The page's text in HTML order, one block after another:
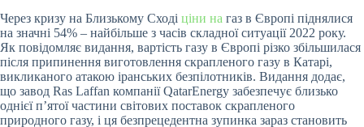
Через кризу на Близькому Сході ціни на газ в Європі піднялися
на значні 54% – найбільше з часів складної ситуації 2022 року.
Як повідомляє видання, вартість газу в Європі різко збільшилася
після припинення виготовлення скрапленого газу в Катарі,
викликаного атакою іранських безпілотників. Видання додає,
що завод Ras Laffan компанії QatarEnergy забезпечує близько
однієї п’ятої частини світових поставок скрапленого
природного газу, і ця безпрецедентна зупинка зараз становить